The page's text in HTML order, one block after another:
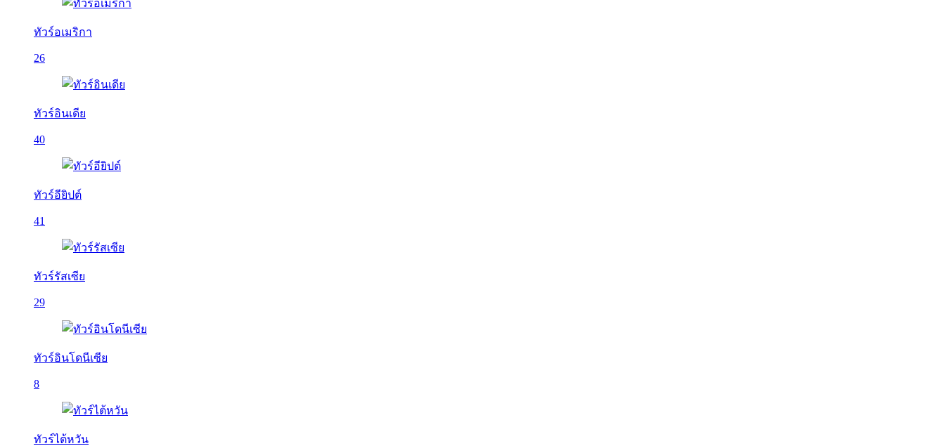
ทัวร์อเมริกา
26
ทัวร์อินเดีย
40
ทัวร์อียิปต์
41
ทัวร์รัสเซีย
29
ทัวร์อินโดนีเซีย
8
ทัวร์ไต้หวัน